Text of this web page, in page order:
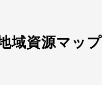
域資源マップ